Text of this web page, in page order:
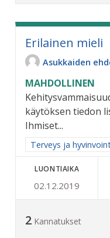
Erilainen mieli
Asukkaiden
MAHDOLLINEN
käytöksen tiedon
Ihmiset...
Rajaa tulokset
Terveys ja
LUONTIAIKA
02.12.2019
2 Kannatukset